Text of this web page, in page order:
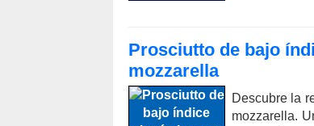
Prosciutto de bajo
mozzarella
Descubre la
mozzarella.